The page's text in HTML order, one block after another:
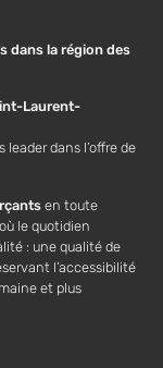
dans la région des
Laurent-
leader dans l’offre de
en toute
le quotidien
: une qualité de
l’accessibilité
et plus